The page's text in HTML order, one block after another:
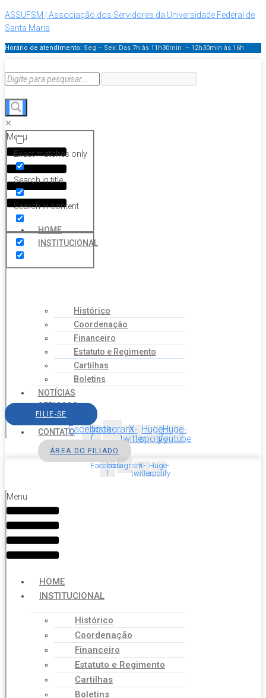
ASSUFSM | Associação dos Servidores da Universidade Federal de
Santa Maria
Horário de atendimento: Seg – Sex: Das 7h às 11h30min – 12h30min às 16h
Exact matches only
Search in title
Search in content
Menu
HOME
INSTITUCIONAL
Histórico
Coordenação
Financeiro
Estatuto e Regimento
Cartilhas
Boletins
NOTÍCIAS
SERVIÇOS
AGENDA
CONTATO
FILIE-SE
Facebook-
f
InstagramX-
twitter
Huge-
spotify
Huge-
youtube
ÁREA DO FILIADO
Facebook-
f
InstagramX-
twitter
Huge-
spotify
Menu
HOME
INSTITUCIONAL
Histórico
Coordenação
Financeiro
Estatuto e Regimento
Cartilhas
Boletins